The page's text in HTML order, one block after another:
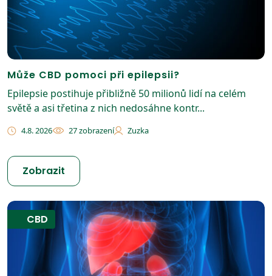
Může CBD pomoci při epilepsii?
Epilepsie postihuje přibližně 50 milionů lidí na celém
světě a asi třetina z nich nedosáhne kontr...
4.8. 2026 27 zobrazení Zuzka
Zobrazit
CBD